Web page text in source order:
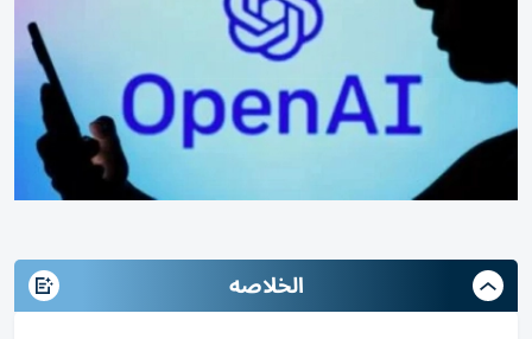
الخلاصه